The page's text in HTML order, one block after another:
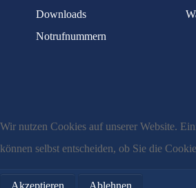
Downloads
Notrufnummern
Wir nutzen Cookies auf unserer Website.
können selbst entscheiden, ob Sie die
Akzeptieren Ablehnen